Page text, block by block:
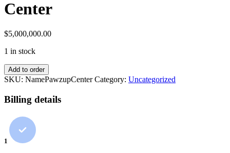
Center
$5,000,000.00
1 in stock
Name
the
PawzUp
Center
Add to order
SKU: NamePawzupCenter Category: Uncategorized
Billing details
1